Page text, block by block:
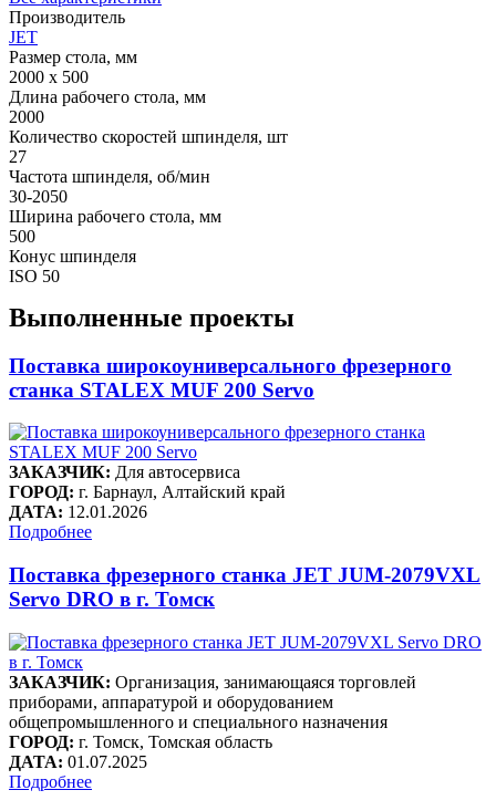
Производитель
JET
Размер стола, мм
2000 х 500
Длина рабочего стола, мм
2000
Количество скоростей шпинделя, шт
27
Частота шпинделя, об/мин
30-2050
Ширина рабочего стола, мм
500
Конус шпинделя
ISO 50
Выполненные проекты
Поставка широкоуниверсального фрезерного
станка STALEX MUF 200 Servo
ЗАКАЗЧИК: Для автосервиса
ГОРОД: г. Барнаул, Алтайский край
ДАТА: 12.01.2026
Подробнее
Поставка фрезерного станка JET JUM-2079VXL
Servo DRO в г. Томск
ЗАКАЗЧИК: Организация, занимающаяся торговлей
приборами, аппаратурой и оборудованием
общепромышленного и специального назначения
ГОРОД: г. Томск, Томская область
ДАТА: 01.07.2025
Подробнее